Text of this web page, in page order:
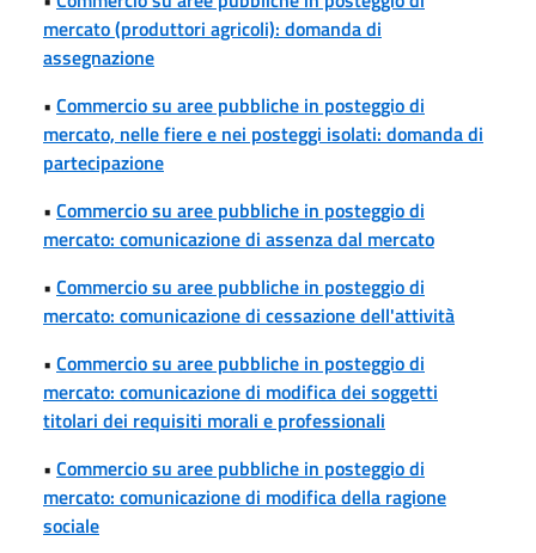
mercato (produttori agricoli): domanda di
assegnazione
• Commercio su aree pubbliche in posteggio di
mercato, nelle fiere e nei posteggi isolati: domanda di
partecipazione
• Commercio su aree pubbliche in posteggio di
mercato: comunicazione di assenza dal mercato
• Commercio su aree pubbliche in posteggio di
mercato: comunicazione di cessazione dell'attività
• Commercio su aree pubbliche in posteggio di
mercato: comunicazione di modifica dei soggetti
titolari dei requisiti morali e professionali
• Commercio su aree pubbliche in posteggio di
mercato: comunicazione di modifica della ragione
sociale